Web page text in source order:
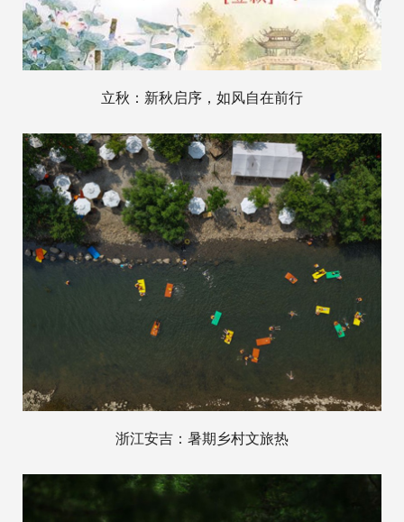
立秋：新秋启序，如风自在前行
浙江安吉：暑期乡村文旅热